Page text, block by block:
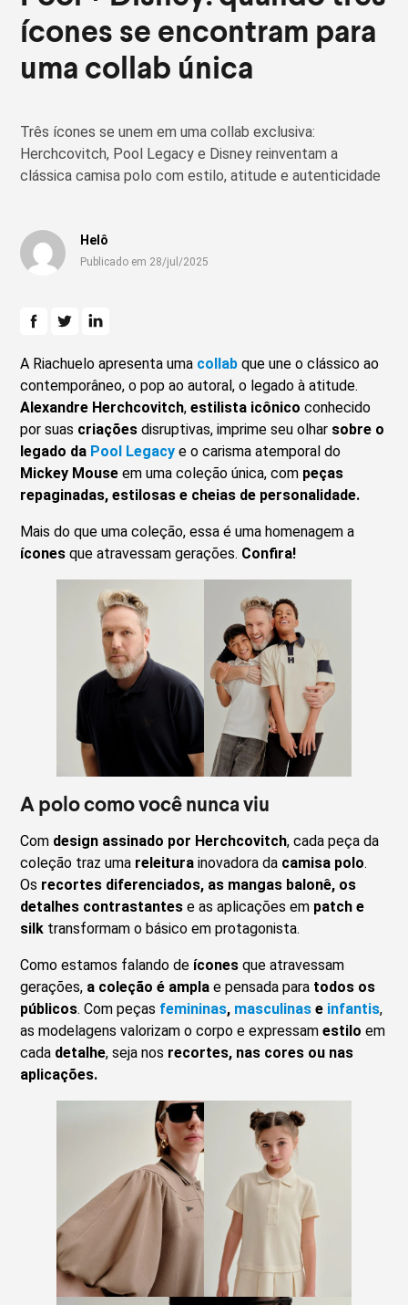
ícones se encontram para
uma collab única
Três ícones se unem em uma collab exclusiva:
Herchcovitch, Pool Legacy e Disney reinventam a
clássica camisa polo com estilo, atitude e autenticidade
Helô
Publicado em 28/jul/2025
A Riachuelo apresenta uma collab que une o clássico ao
contemporâneo, o pop ao autoral, o legado à atitude.
Alexandre Herchcovitch,estilista icônico conhecido
por suas criações disruptivas, imprime seu olhar sobre o
legado da Pool Legacy e o carisma atemporal do
Mickey Mouse em uma coleção única, com peças
repaginadas, estilosas e cheias de personalidade.
Mais do que uma coleção, essa é uma homenagem a
íconesque atravessam gerações. Confira!
A polo como você nunca viu
Com design assinado por Herchcovitch, cada peça da
coleção traz uma releiturainovadora da camisa polo.
Os recortes diferenciados, as mangas balonê, os
detalhes contrastantes e as aplicações em patch e
silk transformam o básico em protagonista.
Como estamos falando de íconesque atravessam
gerações, a coleção é ampla e pensada para todos os
públicos. Com peças femininas, masculinas e infantis,
as modelagens valorizam o corpo e expressamestilo em
cada detalhe, seja nos recortes, nas cores ou nas
aplicações.